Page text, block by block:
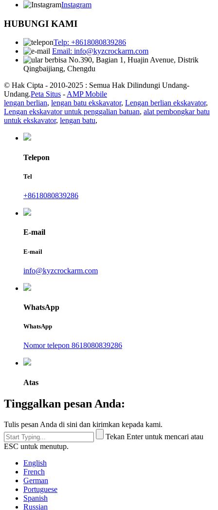
Instagram
HUBUNGI KAMI
Telp: +8618080839286
Email: info@kyzcrockarm.com
No.390, Bagian 1, Huajin Avenue, Distrik
Qingbaijiang, Chengdu
© Hak Cipta - 2010-2025 : Semua Hak Dilindungi Undang-
Undang.Peta Situs -AMP Mobile
lengan berlian, lengan batu ekskavator, Lengan berlian ekskavator,
Lengan ekskavator untuk penggalian batuan, alat pembongkar batu
untuk ekskavator, lengan batu,
Telepon
Tel
+8618080839286
E-mail
E-mail
info@kyzcrockarm.com
WhatsApp
WhatsApp
Nomor telepon 8618080839286
Atas
Tinggalkan pesan Anda:
Tulis pesan Anda di sini dan kirimkan kepada kami.
Tekan Enter untuk mencari atau
ESC untuk menutup.
English
French
German
Portuguese
Spanish
Russian